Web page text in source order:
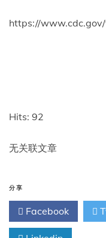
https://
Hits: 92
无关联文章
分享
Facebook